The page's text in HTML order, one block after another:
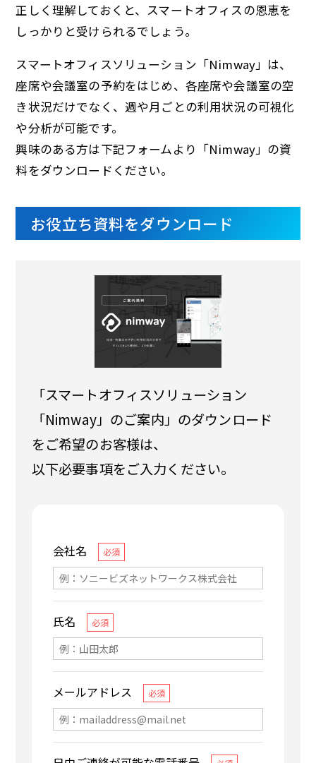
正しく理解しておくと、スマートオフィスの恩恵を
しっかりと受けられるでしょう。
スマートオフィスソリューション「Nimway」は、
座席や会議室の予約をはじめ、各座席や会議室の空
き状況だけでなく、週や月ごとの利用状況の可視化
や分析が可能です。
興味のある方は下記フォームより「Nimway」の資
料をダウンロードください。
お役立ち資料をダウンロード
「スマートオフィスソリューション
「Nimway」のご案内」のダウンロード
をご希望のお客様は、
以下必要事項をご入力ください。